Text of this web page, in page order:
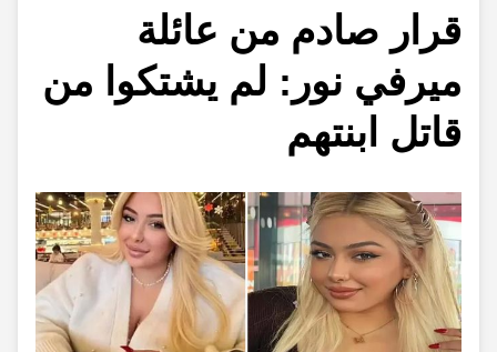
قرار صادم من عائلة
ميرفي نور: لم يشتكوا من
قاتل ابنتهم